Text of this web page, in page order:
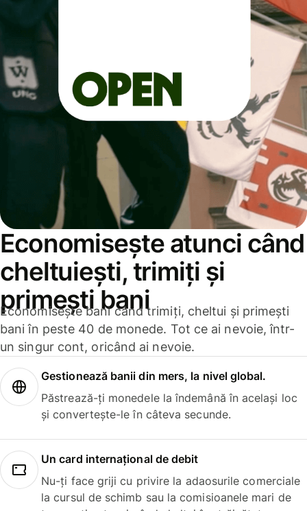
Economisește atunci când
cheltuiești, trimiți și
primești bani
Economisește bani când trimiți, cheltui și primești
bani în peste 40 de monede. Tot ce ai nevoie, într-
un singur cont, oricând ai nevoie.
Gestionează banii din mers, la nivel global.
Păstrează-ți monedele la îndemână în același loc
și convertește-le în câteva secunde.
Un card internațional de debit
Nu-ți face griji cu privire la adaosurile comerciale
la cursul de schimb sau la comisioanele mari de